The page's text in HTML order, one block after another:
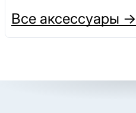
Все аксессуары →